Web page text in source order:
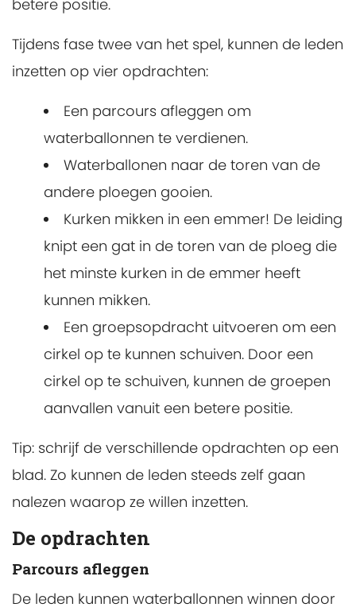
betere positie.
Tijdens fase twee van het spel, kunnen de leden
inzetten op vier opdrachten:
Een parcours afleggen om
waterballonnen te verdienen.
Waterballonen naar de toren van de
andere ploegen gooien.
Kurken mikken in een emmer! De leiding
knipt een gat in de toren van de ploeg die
het minste kurken in de emmer heeft
kunnen mikken.
Een groepsopdracht uitvoeren om een
cirkel op te kunnen schuiven. Door een
cirkel op te schuiven, kunnen de groepen
aanvallen vanuit een betere positie.
Tip: schrijf de verschillende opdrachten op een
blad. Zo kunnen de leden steeds zelf gaan
nalezen waarop ze willen inzetten.
De opdrachten
Parcours afleggen
De leden kunnen waterballonnen winnen door